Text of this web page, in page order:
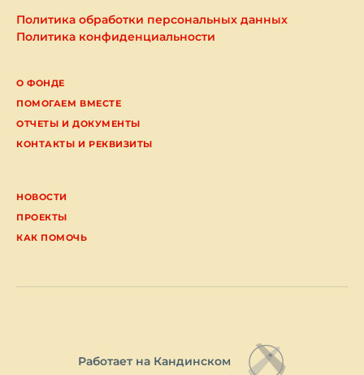
О ФОНДЕ
ПОМОГАЕМ ВМЕСТЕ
ОТЧЕТЫ И ДОКУМЕНТЫ
КОНТАКТЫ И РЕКВИЗИТЫ
НОВОСТИ
ПРОЕКТЫ
КАК ПОМОЧЬ
Политика обработки персональных данных
Политика конфиденциальности
Работает на Кандинском